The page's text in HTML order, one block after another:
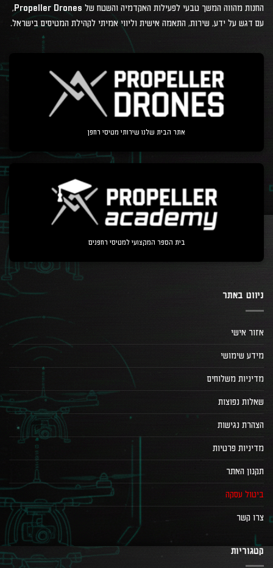
החנות מהווה המשך טבעי לפעילות האקדמיה והשטח של Propeller Drones,
עם דגש על ידע, שירות, התאמה אישית וליווי אמיתי לקהילת המטיסים בישראל.
אתר הבית שלנו שירותי מטיסי רחפן
בית הספר המקצועי למטיסי רחפנים
ניווט באתר
אזור אישי
מידע שימושי
מדיניות משלוחים
שאלות נפוצות
הצהרת נגישות
מדיניות פרטיות
תקנון האתר
ביטול עסקה
צרו קשר
קטגוריות